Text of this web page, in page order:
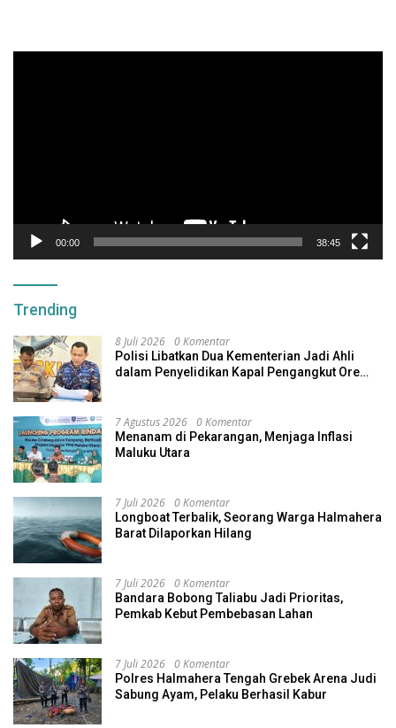
00:00 38:45
Trending
8 Juli 2026 0 Komentar
Polisi Libatkan Dua Kementerian Jadi Ahli
dalam Penyelidikan Kapal Pengangkut Ore
7 Agustus 2026 0 Komentar
Menanam di Pekarangan, Menjaga Inflasi
Maluku Utara
7 Juli 2026 0 Komentar
Longboat Terbalik, Seorang Warga Halmahera
Barat Dilaporkan Hilang
7 Juli 2026 0 Komentar
Bandara Bobong Taliabu Jadi Prioritas,
Pemkab Kebut Pembebasan Lahan
7 Juli 2026 0 Komentar
Polres Halmahera Tengah Grebek Arena Judi
Sabung Ayam, Pelaku Berhasil Kabur